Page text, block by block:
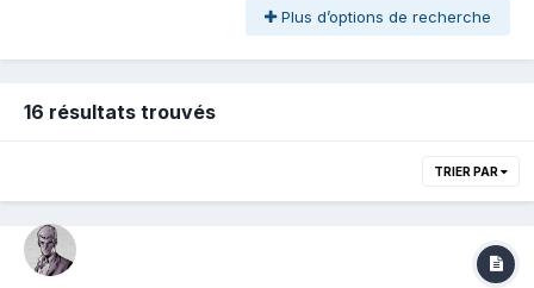
Plus d’options de recherche
16 résultats trouvés
TRIER PAR